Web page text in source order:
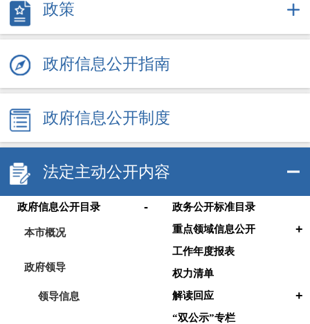
政策
政府信息公开指南
政府信息公开制度
法定主动公开内容
政府信息公开目录 -
本市概况
政府领导
领导信息
政务公开标准目录
重点领域信息公开
+
工作年度报表
权力清单
解读回应
+
“双公示”专栏